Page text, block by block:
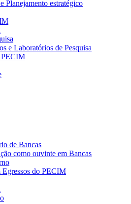
Planejamento estratégico
e Laboratórios de Pesquisa
PECIM
de Bancas
como ouvinte em Bancas
Egressos do PECIM